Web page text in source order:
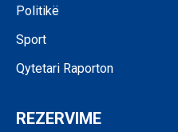
Politikë
Sport
Qytetari Raporton
REZERVIME